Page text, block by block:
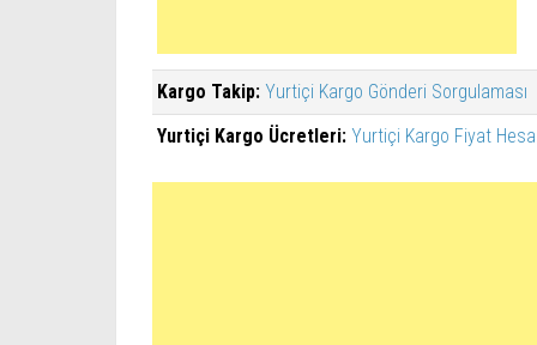
Kargo Takip: Yurtiçi Kargo Gönderi Sorgulaması
Yurtiçi Kargo Ücretleri: Yurtiçi Kargo Fiyat